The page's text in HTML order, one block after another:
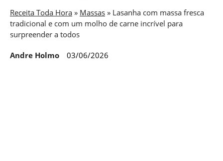
Receita Toda Hora » Massas » Lasanha com massa fresca
tradicional e com um molho de carne incrível para
surpreender a todos
Andre Holmo 03/06/2026